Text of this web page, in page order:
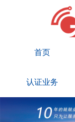
首页
认证业务